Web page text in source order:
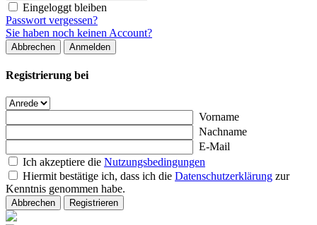
Eingeloggt bleiben
Passwort vergessen?
Sie haben noch keinen Account?
Abbrechen Anmelden
Registrierung bei
Vorname
Nachname
E-Mail
Ich akzeptiere die Nutzungsbedingungen
Hiermit bestätige ich, dass ich die Datenschutzerklärung zur
Kenntnis genommen habe.
Abbrechen Registrieren